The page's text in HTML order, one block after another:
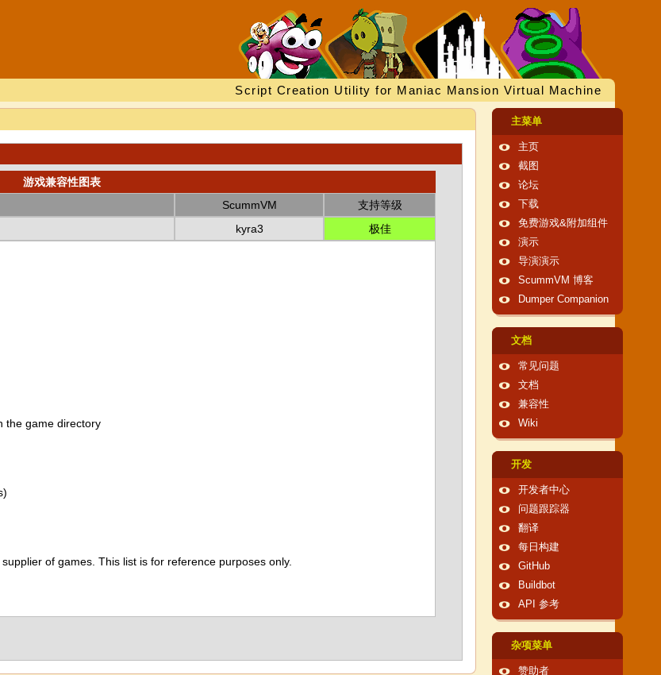
Script Creation Utility for Maniac Mansion Virtual Machine
游戏兼容性图表
ScummVM
支持等级
kyra3 极佳
the game directory
of games. This list is for reference purposes only.
主菜单
主页
截图
论坛
下载
免费游戏&附加组件
演示
导演演示
ScummVM 博客
Dumper Companion
文档
常见问题
文档
兼容性
Wiki
开发
开发者中心
问题跟踪器
翻译
每日构建
GitHub
Buildbot
API 参考
杂项菜单
赞助者